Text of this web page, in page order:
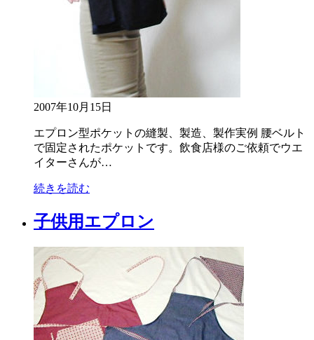
2007年10月15日
エプロン型ポケットの縫製、製造、製作実例 腰ベルト
で固定されたポケットです。飲食店様のご依頼でウエ
イターさんが…
続きを読む
子供用エプロン